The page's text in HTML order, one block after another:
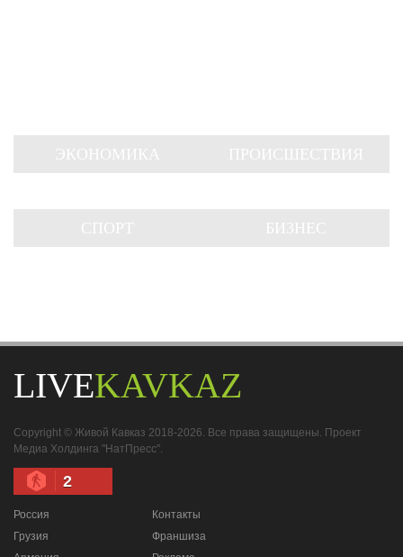
LIVEKAVKAZ
Copyright © Живой Кавказ 2018-2026. Все права защищены. Проект
Медиа Холдинга "НатПресс".
2
Россия
Грузия
Контакты
Франшиза